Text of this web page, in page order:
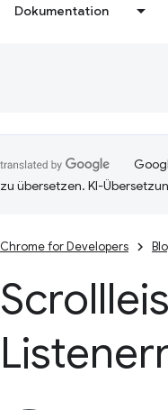
Dokumentation
zu übersetzen. KI-
Chrome for Developers